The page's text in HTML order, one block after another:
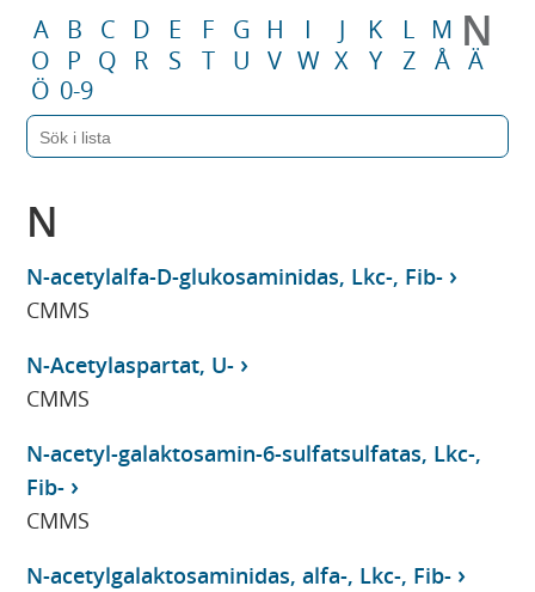
A B C D E F G H I J K L M N
O P Q R S T U V W X Y Z Å Ä
Ö 0-9
N
N-acetylalfa-D-glukosaminidas, Lkc-, Fib-
CMMS
N-Acetylaspartat, U-
CMMS
N-acetyl-galaktosamin-6-sulfatsulfatas, Lkc-,
Fib-
CMMS
N-acetylgalaktosaminidas, alfa-, Lkc-, Fib-